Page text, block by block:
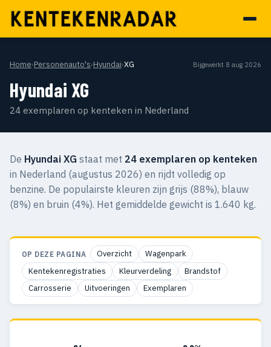
Home›Personenauto's›Hyundai›XG Bijgewerkt 8 aug 2026
Hyundai XG
24 exemplaren op kenteken in Nederland
De Hyundai XG staat met 24 exemplaren op kenteken
in Nederland (augustus 2026) en rijdt volledig op
benzine. De populairste kleuren zijn grijs (88%), blauw
(8%) en bruin (4%). Het gemiddelde gewicht is 1.640 kg.
OP DEZE PAGINA Overzicht
Wagenpark
Kentekenregistraties
Kleurverdeling
Brandstof
Carrosserie
Uitvoeringen Exemplaren